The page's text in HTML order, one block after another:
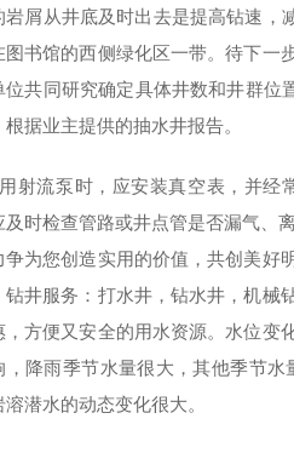
岩屑从井底及时出去是提高钻速，
图书馆的西侧绿化区一带。待下一
位共同研究确定具体井数和井群位
据业主提供的抽水井报告。
射流泵时，应安装真空表，并经
及时检查管路或井点管是否漏气、
争为您创造实用的价值，共创美好
钻井服务：打水井，钻水井，机械
，方便又安全的用水资源。水位变
，降雨季节水量很大，其他季节
潜水的动态变化很大。